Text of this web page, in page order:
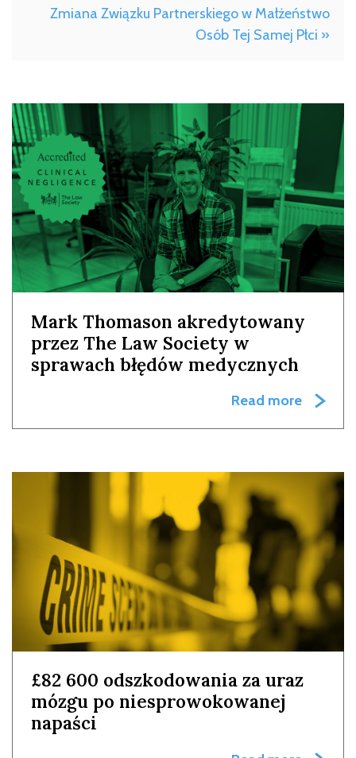
Zmiana Związku Partnerskiego w Małżeństwo
Osób Tej Samej Płci »
Mark Thomason akredytowany
przez The Law Society w
sprawach błędów medycznych
Read more
£82 600 odszkodowania za uraz
mózgu po niesprowokowanej
napaści